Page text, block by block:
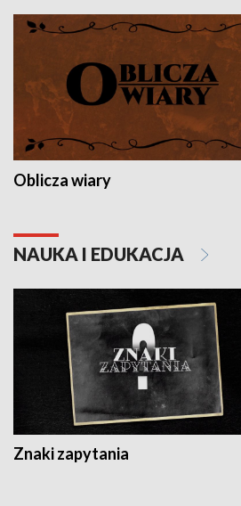
Oblicza wiary
NAUKA I EDUKACJA
Znaki zapytania